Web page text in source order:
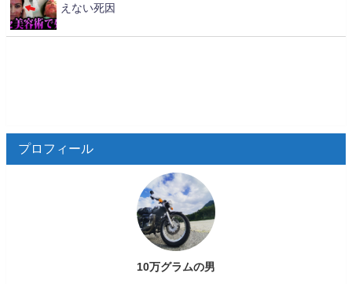
えない死因
プロフィール
10万グラムの男